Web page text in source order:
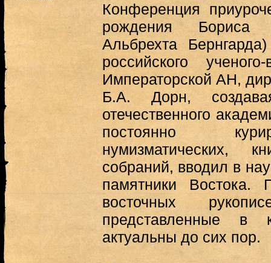
Конференция
рождения Бориса
Альбрехта
российского
Императорской АН,
Б.А. Дорн,
отечественного
постоянно
нумизматических,
собраний, вводил в
памятники Востока.
восточных
представленные в
актуальны до сих пор.